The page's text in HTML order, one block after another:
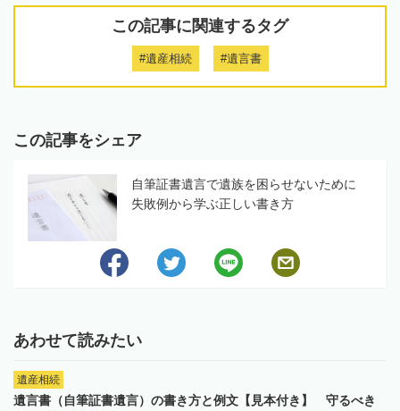
この記事に関連するタグ
#遺産相続 #遺言書
この記事をシェア
自筆証書遺言で遺族を困らせないために
失敗例から学ぶ正しい書き方
あわせて読みたい
遺産相続
遺言書（自筆証書遺言）の書き方と例文【見本付き】 守るべき